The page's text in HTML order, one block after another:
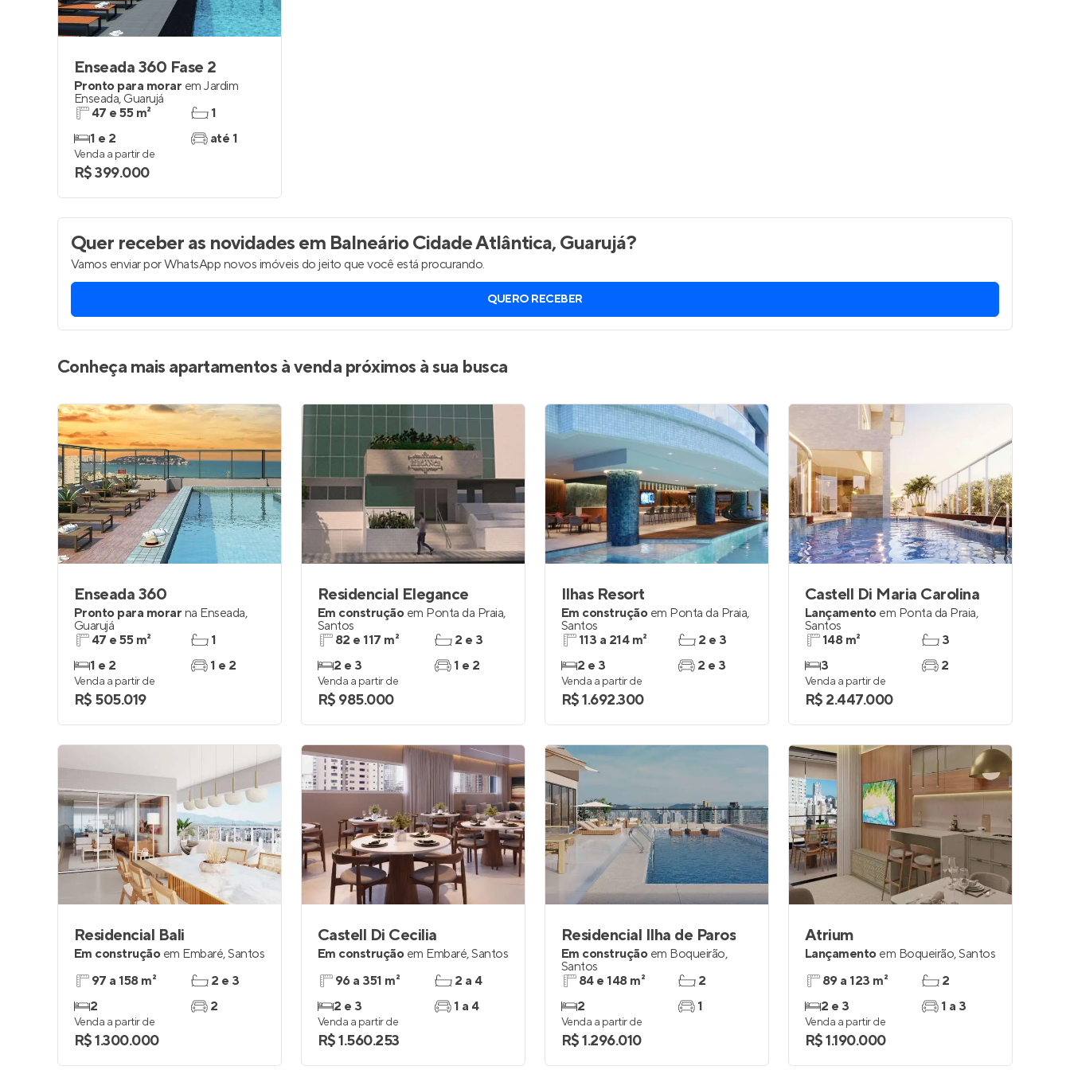
Enseada 360 Fase 2
Pronto para morar em Jardim
Enseada, Guarujá
47 e 55 m²
1 e 2
1
até 1
Venda a partir de
R$ 399.000
Quer receber as novidadesem Balneário Cidade Atlântica, Guarujá?
Vamos enviar por WhatsApp novos imóveis do jeito que você está procurando.
QUERO RECEBER
Conheça mais apartamentos à venda próximos à sua busca
Enseada 360
Pronto para morar na Enseada,
Guarujá
47 e 55 m²
1 e 2
1
1 e 2
Venda a partir de
R$ 505.019
Residencial Elegance
Em construção em Ponta da Praia,
Santos
82 e 117 m²
2 e 3
2 e 3
1 e 2
Venda a partir de
R$ 985.000
Ilhas Resort
Em construção em Ponta da Praia,
Santos
113 a 214 m²
2 e 3
2 e 3
2 e 3
Venda a partir de
R$ 1.692.300
Castell Di Maria Carolina
Lançamento em Ponta da Praia,
Santos
148 m²
3
3
2
Venda a partir de
R$ 2.447.000
Residencial Bali
Em construção em Embaré,Santos
97 a 158 m²
2
2 e 3
2
Venda a partir de
R$ 1.300.000
Castell Di Cecilia
Em construção em Embaré,Santos
96 a 351 m²
2 e 3
2 a 4
1 a 4
Venda a partir de
R$ 1.560.253
Residencial Ilha de Paros
Em construção em Boqueirão,
Santos
84 e 148 m²
2
2
1
Venda a partir de
R$ 1.296.010
Atrium
Lançamento em Boqueirão,Santos
89 a 123 m²
2 e 3
2
1 a 3
Venda a partir de
R$ 1.190.000